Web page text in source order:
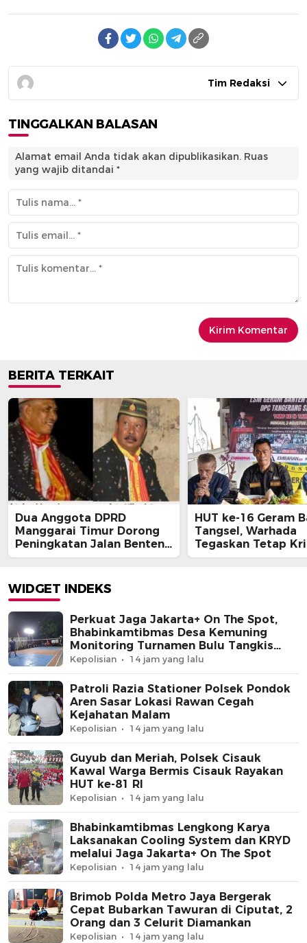
Tim Redaksi
TINGGALKAN BALASAN
Alamat email Anda tidak akan dipublikasikan. Ruas
yang wajib ditandai *
BERITA TERKAIT
Dua Anggota DPRD
Manggarai Timur Dorong
Peningkatan Jalan Benteng
Jawa – Bawe
HUT ke-16 Geram
Tangsel, Warhada
Tegaskan Tetap
Kawal Kepentingan
WIDGET INDEKS
Perkuat Jaga Jakarta+ On The Spot,
Bhabinkamtibmas Desa Kemuning
Monitoring Turnamen Bulu Tangkis
Warga
Kepolisian 14 jam yang lalu
Patroli Razia Stationer Polsek Pondok
Aren Sasar Lokasi Rawan Cegah
Kejahatan Malam
Kepolisian 14 jam yang lalu
Guyub dan Meriah, Polsek Cisauk
Kawal Warga Bermis Cisauk Rayakan
HUT ke-81 RI
Kepolisian 14 jam yang lalu
Bhabinkamtibmas Lengkong Karya
Laksanakan Cooling System dan KRYD
melalui Jaga Jakarta+ On The Spot
Kepolisian 14 jam yang lalu
Brimob Polda Metro Jaya Bergerak
Cepat Bubarkan Tawuran di Ciputat, 2
Orang dan 3 Celurit Diamankan
Kepolisian 14 jam yang lalu